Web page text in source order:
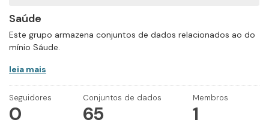
Saúde
Este grupo armazena conjuntos de dados relacionados ao do
mínio Sáude.
leia mais
Seguidores
0
Conjuntos de dados
65
Membros
1